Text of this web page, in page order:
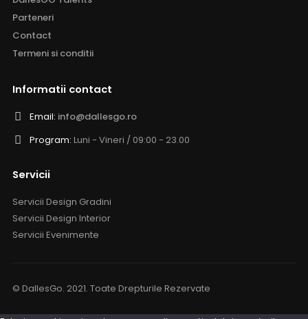
Parteneri
Contact
Termeni si conditii
Informatii contact
Email: info@dallesgo.ro
Program: Luni - Vineri / 09:00 - 23.00
Servicii
Servicii Design Gradini
Servicii Design Interior
Servicii Evenimente
© DallesGo. 2021. Toate Drepturile Rezervate